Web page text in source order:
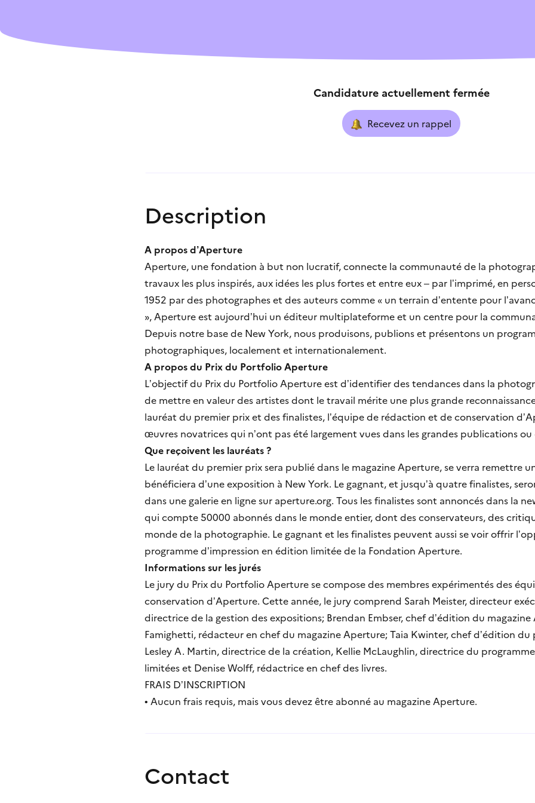
L’aide n’est pas ouverte Je ne sais pas quoi
Candidature actuellement fermée
Recevez un rappel
Description
A propos d’Aperture
Aperture, une fondation à but non lucratif, connecte la communauté de la
travaux les plus inspirés, aux idées les plus fortes et entre eux – par l’imprimé, en
1952 par des photographes et des auteurs comme « un terrain d’entente pour
», Aperture est aujourd’hui un éditeur multiplateforme et un centre pour la
Depuis notre base de New York, nous produisons, publions et présentons un
photographiques, localement et internationalement.
A propos du Prix du Portfolio Aperture
L’objectif du Prix du Portfolio Aperture est d’identifier des tendances dans la
de mettre en valeur des artistes dont le travail mérite une plus grande
lauréat du premier prix et des finalistes, l’équipe de rédaction et de conservation
œuvres novatrices qui n’ont pas été largement vues dans les grandes publications ou
Que reçoivent les lauréats ?
Le lauréat du premier prix sera publié dans le magazine Aperture, se verra remettre
bénéficiera d’une exposition à New York. Le gagnant, et jusqu’à quatre finalistes,
dans une galerie en ligne sur aperture.org. Tous les finalistes sont annoncés dans la
qui compte 50000 abonnés dans le monde entier, dont des conservateurs, des
monde de la photographie. Le gagnant et les finalistes peuvent aussi se voir offrir
programme d’impression en édition limitée de la Fondation Aperture.
Informations sur les jurés
Le jury du Prix du Portfolio Aperture se compose des membres expérimentés des
conservation d’Aperture. Cette année, le jury comprend Sarah Meister, directeur
directrice de la gestion des expositions; Brendan Embser, chef d’édition du
Famighetti, rédacteur en chef du magazine Aperture; Taia Kwinter, chef d’édition du
Lesley A. Martin, directrice de la création, Kellie McLaughlin, directrice du
limitées et Denise Wolff, rédactrice en chef des livres.
FRAIS D’INSCRIPTION
• Aucun frais requis, mais vous devez être abonné au magazine Aperture.
Contact